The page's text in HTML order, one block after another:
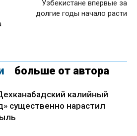
Узбекистане впервые за
долгие годы начало расти
больше от автора
калийный
существенно нарастил